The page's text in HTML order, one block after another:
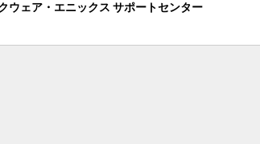
ウェア・エニックス サポートセンター